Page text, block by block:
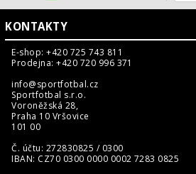
KONTAKTY
E-shop: +420 725 743 811
Prodejna: +420 720 996 371
info@sportfotbal.cz
Sportfotbal s.r.o.
Voroněžská 28,
Praha 10 Vršovice
101 00
Č. účtu: 272830825 / 0300
IBAN: CZ70 0300 0000 0002 7283 0825